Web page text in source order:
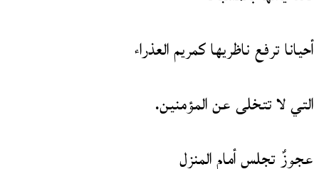
أحيانا ترفع ناظريها كمريم العذراء
التي لا تتخلى عن المؤمنين.
عجوزٌ تجلس أمام المنزل